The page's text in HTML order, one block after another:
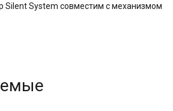
Silent System совместим с механизмом